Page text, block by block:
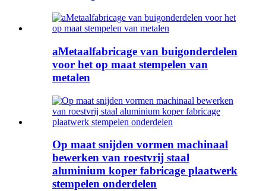
aMetaalfabricage van buigonderdelen
voor het op maat stempelen van
metalen
Op maat snijden vormen machinaal
bewerken van roestvrij staal
aluminium koper fabricage plaatwerk
stempelen onderdelen